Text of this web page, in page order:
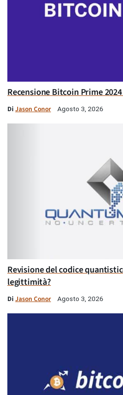
Recensione Bitcoin Prime
Di Jason Conor Agosto 3, 2026
Revisione del codice
legittimità?
Di Jason Conor Agosto 3, 2026